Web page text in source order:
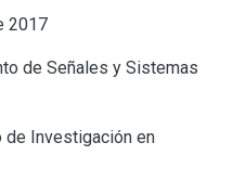
2017
de Señales y Sistemas
de Investigación en